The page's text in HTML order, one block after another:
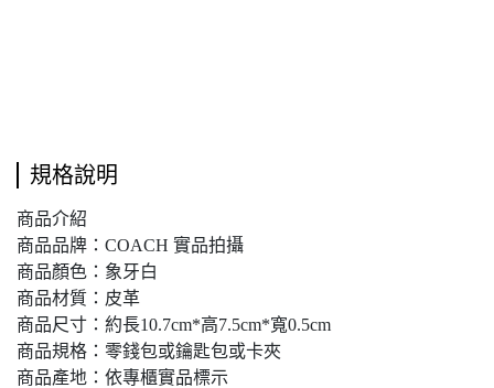
規格說明
商品介紹
商品品牌：COACH 實品拍攝
商品顏色：象牙白
商品材質：皮革
商品尺寸：約長10.7cm*高7.5cm*寬0.5cm
商品規格：零錢包或鑰匙包或卡夾
商品產地：依專櫃實品標示